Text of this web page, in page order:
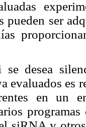
ser
se desea
evaluados es
en un